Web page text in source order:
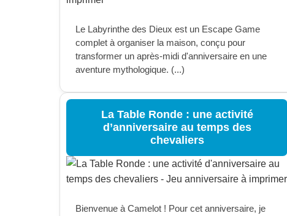
Le Labyrinthe des Dieux est un Escape Game
complet à organiser la maison, conçu pour
transformer un après-midi d'anniversaire en une
aventure mythologique. (...)
La Table Ronde : une activité
d’anniversaire au temps des
chevaliers
Bienvenue à Camelot ! Pour cet anniversaire, je